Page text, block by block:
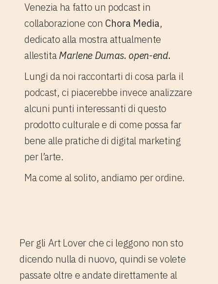
Venezia ha fatto un podcast in
collaborazione con Chora Media,
dedicato alla mostra attualmente
allestitaMarlene Dumas. open-end.
Lungi da noi raccontarti di cosa parla il
podcast, ci piacerebbe invece analizzare
alcuni punti interessanti di questo
prodotto culturale e di come possa far
bene alle pratiche di digital marketing
per l’arte.
Ma come al solito, andiamo per ordine.
Per gli Art Lover che ci leggono non sto
dicendo nulla di nuovo, quindi se volete
passate oltre e andate direttamente al